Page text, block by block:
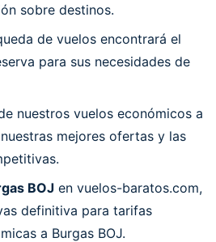
sobre destinos.
de vuelos encontrará el
para sus necesidades de
nuestros vuelos económicos a
mejores ofertas y las
BOJ en vuelos-baratos.com,
definitiva para tarifas
a Burgas BOJ.